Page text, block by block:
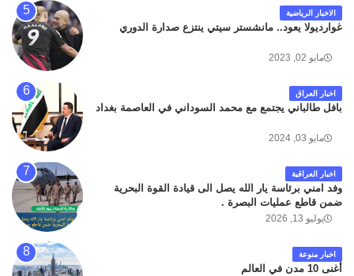
الاخبار الرياضية
غوارديولا يعود.. مانشستر سيتي ينتزع صدارة الدوري
مايو 02, 2023
اخبار العراق
بافل طالباني يجتمع مع محمد السوداني في العاصمة بغداد
مايو 03, 2024
اخبار العراقية
وفد امني برئاسة يار الله يصل الى قيادة القوة البحرية
ضمن قاطع عمليات البصرة .
يوليو 13, 2026
اخبار منوعة
أغنى 10 مدن في العالم